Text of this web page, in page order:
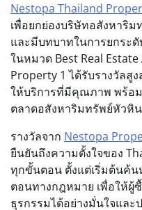
Nestopa Thailand
เพื่อยกย่องบริษัทอสังหาริ
และมีบทบาทในการยกระ
ในหมวด Best Real
Property 1 ได้รับรางวัลสู
ให้บริการที่มีคุณภาพ พร้อ
ตลาดอสังหาริมทรัพย์หัวหิน
รางวัลจาก Nestopa
ยืนยันถึงความตั้งใจของ
ทุกขั้นตอน ตั้งแต่เริ่มต้นค้
ตอนทางกฎหมาย เพื่อให้ผู้
ธุรกรรมได้อย่างมั่นใจและ